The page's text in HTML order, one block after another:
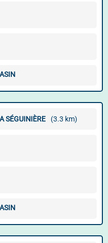
SÉGUINIÈRE (3.3 km)